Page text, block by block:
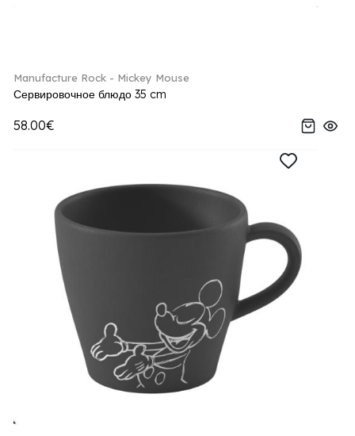
Manufacture Rock - Mickey Mouse
Сервировочное блюдо 35 cm
58.00€